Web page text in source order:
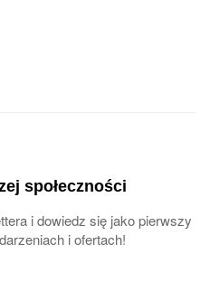
społeczności
i dowiedz się jako pierwszy
i ofertach!